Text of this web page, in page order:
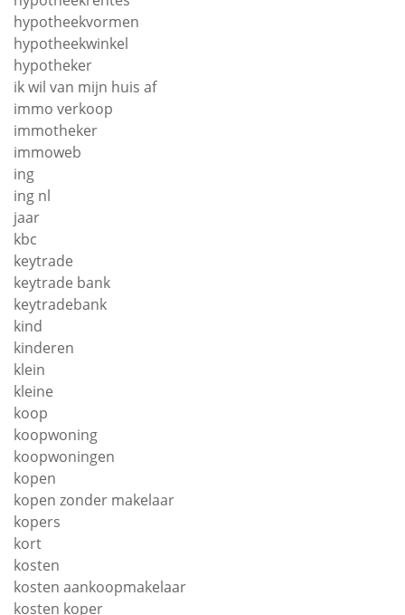
hypotheekvormen
hypotheekwinkel
hypotheker
ik wil van mijn huis af
immo verkoop
immotheker
immoweb
ing
ing nl
jaar
kbc
keytrade
keytrade bank
keytradebank
kind
kinderen
klein
kleine
koop
koopwoning
koopwoningen
kopen
kopen zonder makelaar
kopers
kort
kosten
kosten aankoopmakelaar
kosten koper